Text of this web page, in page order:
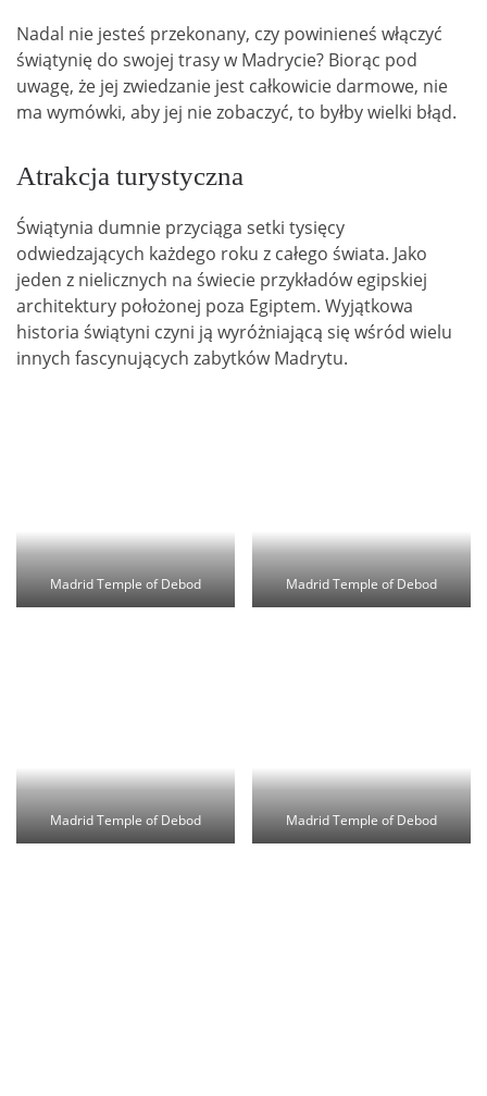
Nadal nie jesteś przekonany, czy powinieneś włączyć
świątynię do swojej trasy w Madrycie? Biorąc pod
uwagę, że jej zwiedzanie jest całkowicie darmowe, nie
ma wymówki, aby jej nie zobaczyć, to byłby wielki błąd.
Atrakcja turystyczna
Świątynia dumnie przyciąga setki tysięcy
odwiedzających każdego roku z całego świata. Jako
jeden z nielicznych na świecie przykładów egipskiej
architektury położonej poza Egiptem. Wyjątkowa
historia świątyni czyni ją wyróżniającą się wśród wielu
innych fascynujących zabytków Madrytu.
Madrid Temple of Debod Madrid Temple of Debod
Madrid Temple of Debod Madrid Temple of Debod